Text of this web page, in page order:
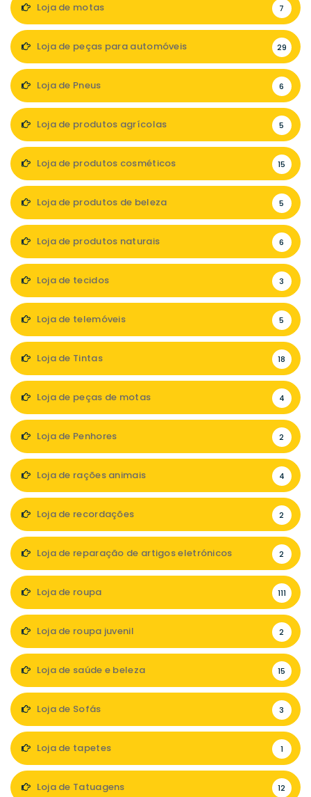
Loja de motas 7
Loja de peças para automóveis 29
Loja de Pneus 6
Loja de produtos agrícolas 5
Loja de produtos cosméticos 15
Loja de produtos de beleza 5
Loja de produtos naturais 6
Loja de tecidos 3
Loja de telemóveis 5
Loja de Tintas 18
Loja de peças de motas 4
Loja de Penhores 2
Loja de rações animais 4
Loja de recordações 2
Loja de reparação de artigos eletrónicos 2
Loja de roupa 111
Loja de roupa juvenil 2
Loja de saúde e beleza 15
Loja de Sofás 3
Loja de tapetes 1
Loja de Tatuagens 12